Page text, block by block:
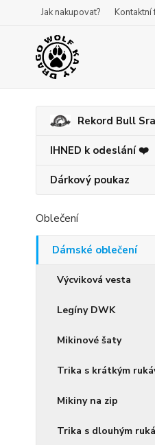
Jak nakupovat?
Rekord Bull
IHNED k odeslání ❤️
Dárkový poukaz
Oblečení
Dámské oblečení
Výcviková vesta
Legíny DWK
Mikinové šaty
Trika s krátkým
Mikiny na zip
Trika s dlouhým